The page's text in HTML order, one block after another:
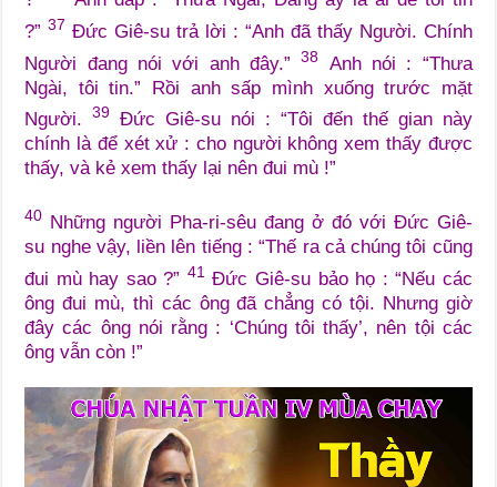
?”37 Đức Giê-su trả lời : “Anh đã thấy Người. Chính
Người đang nói với anh đây.”38
Anh nói : “Thưa
Ngài, tôi tin.” Rồi anh sấp mình xuống trước mặt
Người.39 Đức Giê-su nói : “Tôi đến thế gian này
chính là để xét xử : cho người không xem thấy được
thấy, và kẻ xem thấy lại nên đui mù !”
40 Những người Pha-ri-sêu đang ở đó với Đức Giê-
su nghe vậy, liền lên tiếng : “Thế ra cả chúng tôi cũng
đui mù hay sao ?” 41Đức Giê-su bảo họ : “Nếu các
ông đui mù, thì các ông đã chẳng có tội. Nhưng giờ
đây các ông nói rằng : ‘Chúng tôi thấy’, nên tội các
ông vẫn còn !”